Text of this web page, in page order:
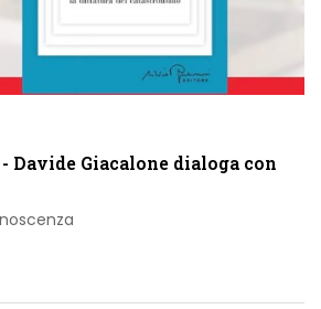
Davide Giacalone dialoga con